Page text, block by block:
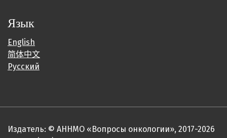
Язык
English
简体中文
Русский
Издатель: © АННМО «Вопросы онкологии», 2017-2026